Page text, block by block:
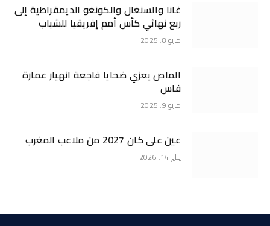
غانا والسنغال والكونغو الديمقراطية إلى
ربع نهائي كأس أمم إفريقيا للشباب
مايو 8, 2025
الماص يعزي ضحايا فاجعة انهيار عمارة
فاس
مايو 9, 2025
عين على كان 2027 من ملاعب المغرب
يناير 14, 2026